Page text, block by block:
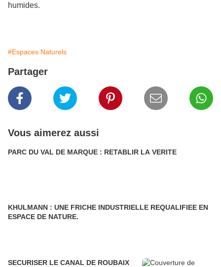
humides.
#Espaces Naturels
Partager
Vous aimerez aussi
PARC DU VAL DE MARQUE : RETABLIR LA VERITE
KHULMANN : UNE FRICHE INDUSTRIELLE REQUALIFIEE EN
ESPACE DE NATURE.
SECURISER LE CANAL DE ROUBAIX